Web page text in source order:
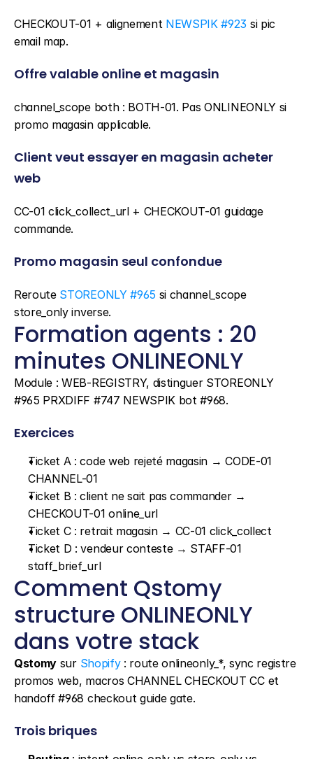
CHECKOUT-01 + alignement NEWSPIK #923 si pic
email map.
Offre valable online et magasin
channel_scope both : BOTH-01. Pas ONLINEONLY si
promo magasin applicable.
Client veut essayer en magasin acheter
web
CC-01 click_collect_url + CHECKOUT-01 guidage
commande.
Promo magasin seul confondue
Reroute STOREONLY #965 si channel_scope
store_only inverse.
Formation agents : 20
minutes ONLINEONLY
Module : WEB-REGISTRY, distinguer STOREONLY
#965 PRXDIFF #747 NEWSPIK bot #968.
Exercices
Ticket A : code web rejeté magasin → CODE-01
CHANNEL-01
Ticket B : client ne sait pas commander →
CHECKOUT-01 online_url
Ticket C : retrait magasin → CC-01 click_collect
Ticket D : vendeur conteste → STAFF-01
staff_brief_url
Comment Qstomy
structure ONLINEONLY
dans votre stack
Qstomy sur Shopify : route onlineonly_*, sync registre
promos web, macros CHANNEL CHECKOUT CC et
handoff #968 checkout guide gate.
Trois briques